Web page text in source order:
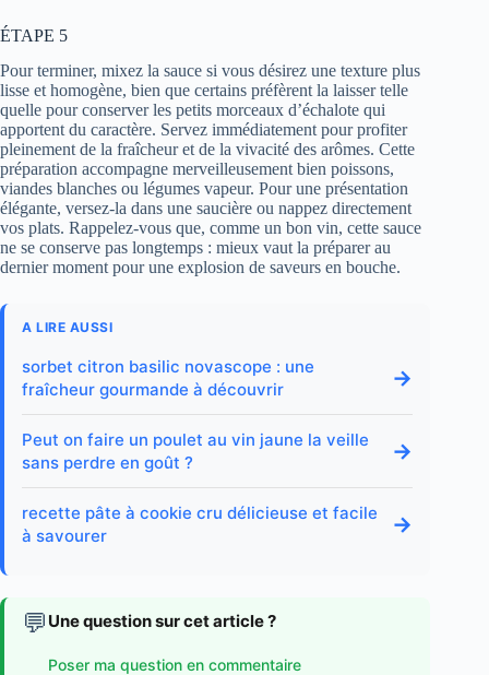
ÉTAPE 5
Pour terminer, mixez la sauce si vous désirez une texture plus
lisse et homogène, bien que certains préfèrent la laisser telle
quelle pour conserver les petits morceaux d’échalote qui
apportent du caractère. Servez immédiatement pour profiter
pleinement de la fraîcheur et de la vivacité des arômes. Cette
préparation accompagne merveilleusement bien poissons,
viandes blanches ou légumes vapeur. Pour une présentation
élégante, versez-la dans une saucière ou nappez directement
vos plats. Rappelez-vous que, comme un bon vin, cette sauce
ne se conserve pas longtemps : mieux vaut la préparer au
dernier moment pour une explosion de saveurs en bouche.
A LIRE AUSSI
sorbet citron basilic novascope : une
fraîcheur gourmande à découvrir
→
Peut on faire un poulet au vin jaune la veille
sans perdre en goût ?
→
recette pâte à cookie cru délicieuse et facile
à savourer
→
💬 Une question sur cet article ?
Poser ma question en commentaire